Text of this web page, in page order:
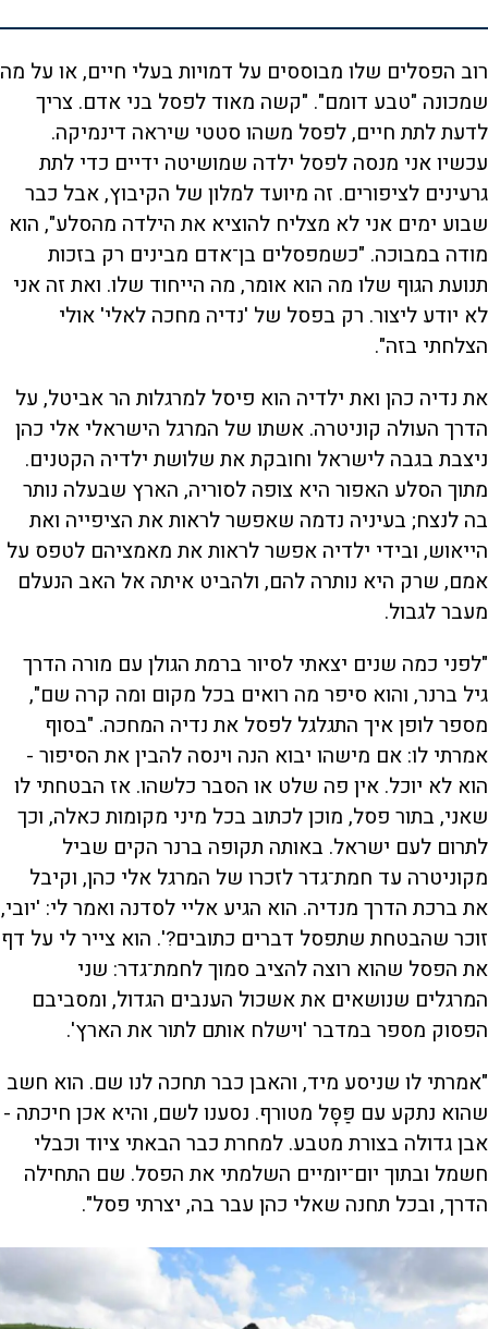
רוב הפסלים שלו מבוססים על דמויות בעלי חיים, או על מה
שמכונה "טבע דומם". "קשה מאוד לפסל בני אדם. צריך
לדעת לתת חיים, לפסל משהו סטטי שיראה דינמיקה.
עכשיו אני מנסה לפסל ילדה שמושיטה ידיים כדי לתת
גרעינים לציפורים. זה מיועד למלון של הקיבוץ, אבל כבר
שבוע ימים אני לא מצליח להוציא את הילדה מהסלע", הוא
מודה במבוכה. "כשמפסלים בן־אדם מבינים רק בזכות
תנועת הגוף שלו מה הוא אומר, מה הייחוד שלו. ואת זה אני
לא יודע ליצור. רק בפסל של 'נדיה מחכה לאלי' אולי
הצלחתי בזה".
את נדיה כהן ואת ילדיה הוא פיסל למרגלות הר אביטל, על
הדרך העולה קוניטרה. אשתו של המרגל הישראלי אלי כהן
ניצבת בגבה לישראל וחובקת את שלושת ילדיה הקטנים.
מתוך הסלע האפור היא צופה לסוריה, הארץ שבעלה נותר
בה לנצח; בעיניה נדמה שאפשר לראות את הציפייה ואת
הייאוש, ובידי ילדיה אפשר לראות את מאמציהם לטפס על
אמם, שרק היא נותרה להם, ולהביט איתה אל האב הנעלם
מעבר לגבול.
"לפני כמה שנים יצאתי לסיור ברמת הגולן עם מורה הדרך
גיל ברנר, והוא סיפר מה רואים בכל מקום ומה קרה שם",
מספר לופן איך התגלגל לפסל את נדיה המחכה. "בסוף
אמרתי לו: אם מישהו יבוא הנה וינסה להבין את הסיפור -
הוא לא יוכל. אין פה שלט או הסבר כלשהו. אז הבטחתי לו
שאני, בתור פסל, מוכן לכתוב בכל מיני מקומות כאלה, וכך
לתרום לעם ישראל. באותה תקופה ברנר הקים שביל
מקוניטרה עד חמת־גדר לזכרו של המרגל אלי כהן, וקיבל
את ברכת הדרך מנדיה. הוא הגיע אליי לסדנה ואמר לי: 'יובי,
זוכר שהבטחת שתפסל דברים כתובים?'. הוא צייר לי על דף
את הפסל שהוא רוצה להציב סמוך לחמת־גדר: שני
המרגלים שנושאים את אשכול הענבים הגדול, ומסביבם
הפסוק מספר במדבר 'וישלח אותם לתור את הארץ'.
"אמרתי לו שניסע מיד, והאבן כבר תחכה לנו שם. הוא חשב
שהוא נתקע עם פַּסָּל מטורף. נסענו לשם, והיא אכן חיכתה -
אבן גדולה בצורת מטבע. למחרת כבר הבאתי ציוד וכבלי
חשמל ובתוך יום־יומיים השלמתי את הפסל. שם התחילה
הדרך, ובכל תחנה שאלי כהן עבר בה, יצרתי פסל".